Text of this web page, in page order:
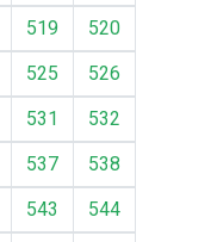
519
520
525
526
531
532
537
538
543
544